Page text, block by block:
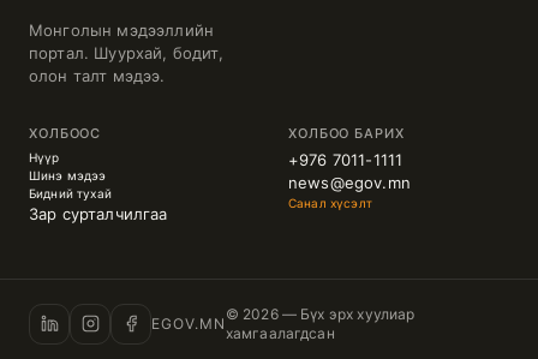
Монголын мэдээллийн
портал. Шуурхай, бодит,
олон талт мэдээ.
ХОЛБООС
Нүүр
Шинэ мэдээ
Бидний тухай
Зар сурталчилгаа
ХОЛБОО БАРИХ
+976 7011-1111
news@egov.mn
Санал хүсэлт
EGOV.MN
© 2026 — Бүх эрх хуулиар
хамгаалагдсан